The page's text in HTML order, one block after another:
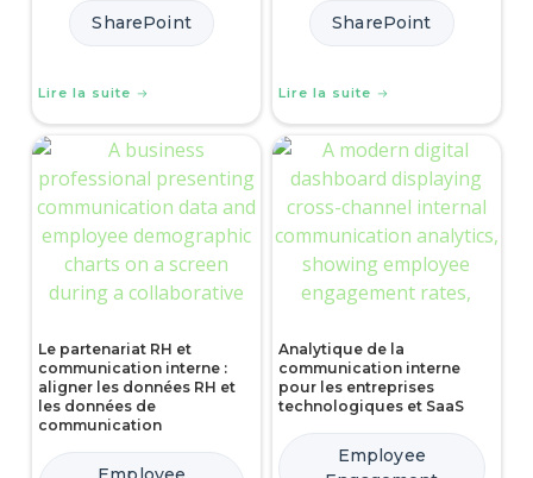
SharePoint
Lire la suite
SharePoint
Lire la suite
Le partenariat RH et
communication interne :
aligner les données RH et
les données de
communication
Analytique de la
communication interne
pour les entreprises
technologiques et SaaS
Employee